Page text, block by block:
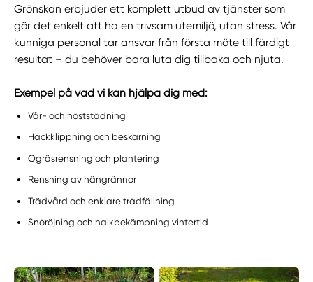
Grönskan erbjuder ett komplett utbud av tjänster som
gör det enkelt att ha en trivsam utemiljö, utan stress. Vår
kunniga personal tar ansvar från första möte till färdigt
resultat – du behöver bara luta dig tillbaka och njuta.
Exempel på vad vi kan hjälpa dig med:
Vår- och höststädning
Häckklippning och beskärning
Ogräsrensning och plantering
Rensning av hängrännor
Trädvård och enklare trädfällning
Snöröjning och halkbekämpning vintertid